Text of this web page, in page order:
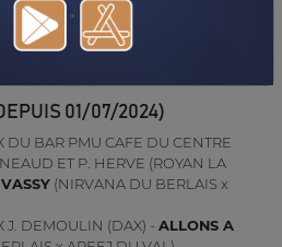
01/07/2024)
DU BAR PMU CAFE DU CENTRE
ET P. HERVE (ROYAN LA
(NIRVANA DU BERLAIS x
J. DEMOULIN (DAX) - ALLONS A